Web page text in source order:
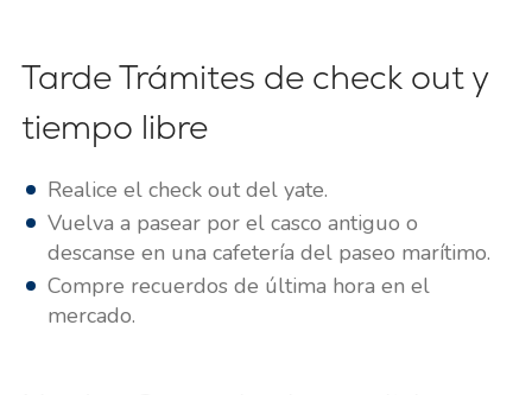
Tarde Trámites de check out y
tiempo libre
Realice el check out del yate.
Vuelva a pasear por el casco antiguo o
descanse en una cafetería del paseo marítimo.
Compre recuerdos de última hora en el
mercado.